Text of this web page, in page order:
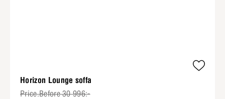
Horizon Lounge soffa
Price.Before 30 996:-